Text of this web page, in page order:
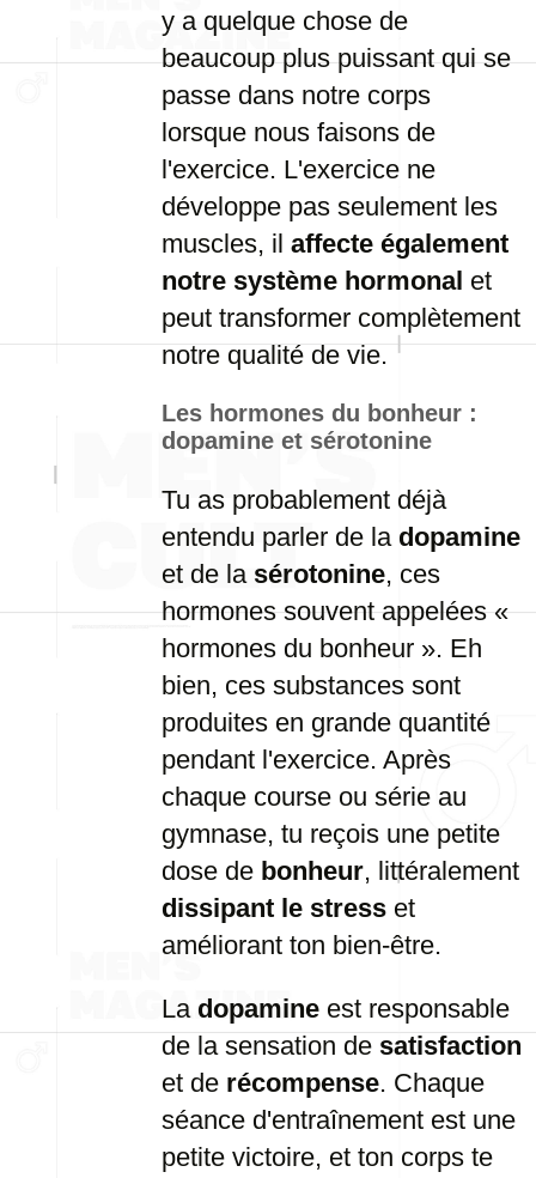
y a quelque chose de
beaucouppluspuissantquise
passe dans notre corps
lorsque nous faisons de
l'exercice. L'exercice ne
développe pas seulement les
muscles, il affecte également
notre système hormonal et
peut transformer complètement
notre qualité de vie.
Les hormones du bonheur :
dopamine et sérotonine
Tu as probablement déjà
entendu parler de la dopamine
et de la sérotonine, ces
hormonessouventappelées «
hormones du bonheur ». Eh
bien, ces substances sont
produites en grande quantité
pendant l'exercice. Après
chaque course ou série au
gymnase, tu reçois une petite
dose de bonheur, littéralement
dissipant le stress et
améliorant ton bien-être.
La dopamine est responsable
de la sensation de satisfaction
et de récompense. Chaque
séance d'entraînement est une
petite victoire, et ton corps te